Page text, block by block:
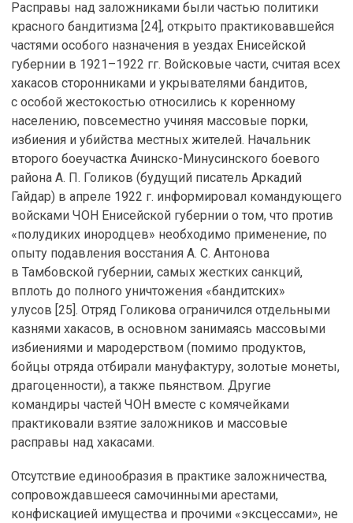
Расправы над заложниками были частью политики
красного бандитизма [24], открыто практиковавшейся
частями особого назначения в уездах Енисейской
губернии в 1921–1922 гг. Войсковые части, считая всех
хакасов сторонниками и укрывателями бандитов,
с особой жестокостью относились к коренному
населению, повсеместно учиняя массовые порки,
избиения и убийства местных жителей. Начальник
второго боеучастка Ачинско-Минусинского боевого
района А. П. Голиков (будущий писатель Аркадий
Гайдар) в апреле 1922 г. информировал командующего
войсками ЧОН Енисейской губернии о том, что против
«полудиких инородцев» необходимо применение, по
опыту подавления восстания А. С. Антонова
в Тамбовской губернии, самых жестких санкций,
вплоть до полного уничтожения «бандитских»
улусов [25]. Отряд Голикова ограничился отдельными
казнями хакасов, в основном занимаясь массовыми
избиениями и мародерством (помимо продуктов,
бойцы отряда отбирали мануфактуру, золотые монеты,
драгоценности), а также пьянством. Другие
командиры частей ЧОН вместе с комячейками
практиковали взятие заложников и массовые
расправы над хакасами.
Отсутствие единообразия в практике заложничества,
сопровождавшееся самочинными арестами,
конфискацией имущества и прочими «эксцессами», не